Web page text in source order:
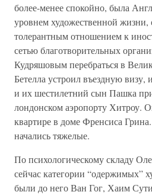
более-менее спокойно, была
уровнем художественной жизни,
толерантным отношением к
сетью благотворительных
Кудряшовым перебраться в
Бетелла устроил въездную
и их шестилетний сын Пашка
лондонском аэропорту Хитроу.
квартире в доме Френсиса
начались тяжелые.
По психологическому складу
сейчас категории “одержимых”
были до него Ван Гог, Хаим